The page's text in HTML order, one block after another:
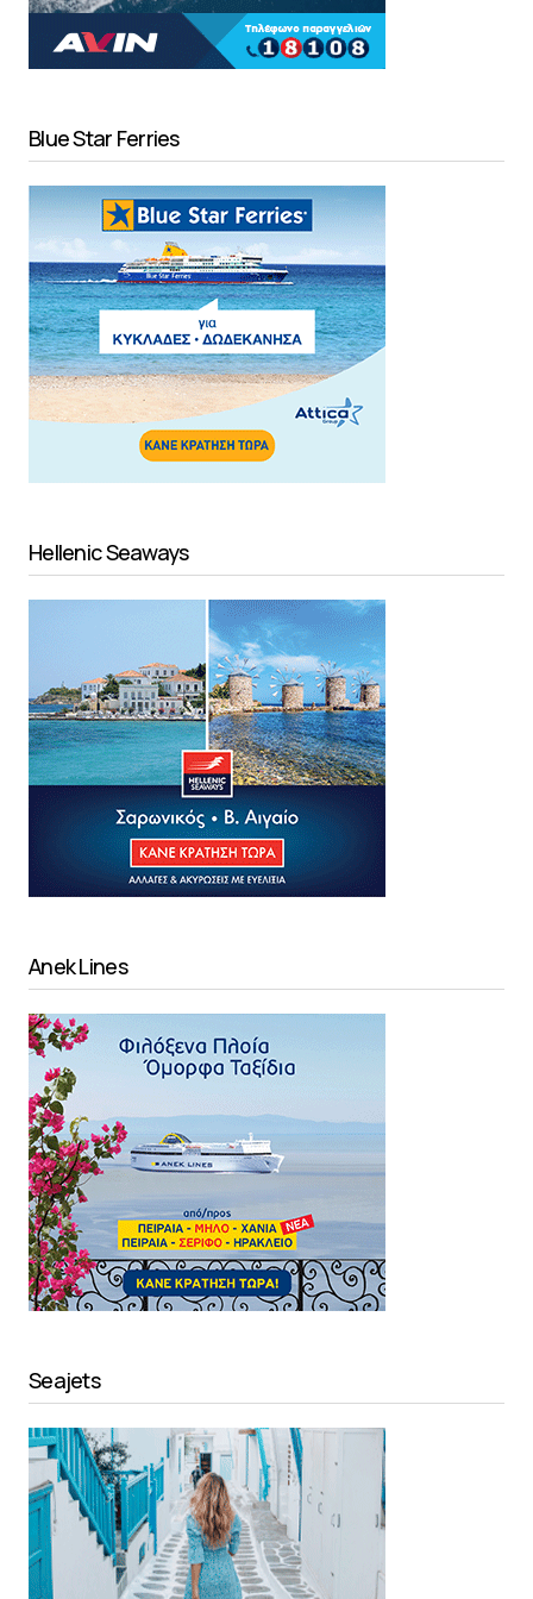
Blue Star Ferries
Hellenic Seaways
Anek Lines
Seajets